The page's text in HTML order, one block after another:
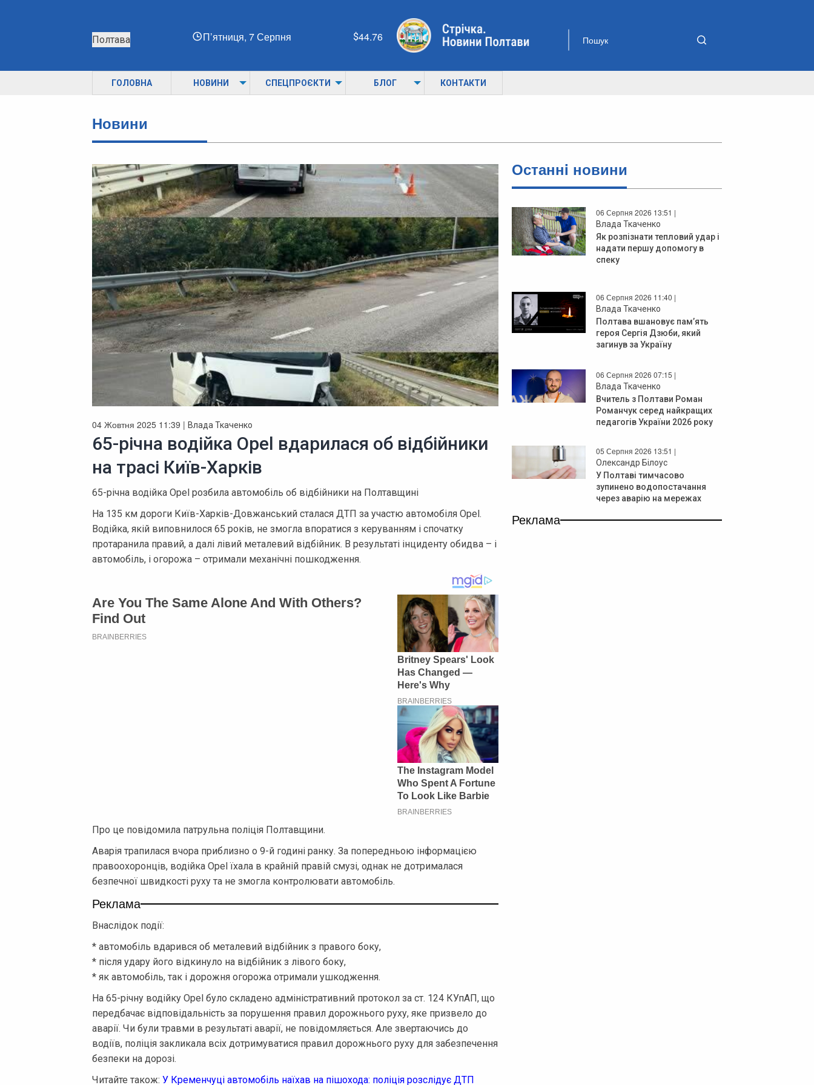
Полтава П’ятниця, 7 Серпня 44.76
ГОЛОВНА НОВИНИ СПЕЦПРОЄКТИ БЛОГ КОНТАКТИ
Новини
04 Жовтня 2025 11:39 | Влада Ткаченко
65-річна водійка Opel вдарилася об відбійники
на трасі Київ-Харків
65-річна водійка Opel розбила автомобіль об відбійники на Полтавщині
На 135 км дороги Київ-Харків-Довжанський сталася ДТП за участю автомобіля Opel.
Водійка, якій виповнилося 65 років, не змогла впоратися з керуванням і спочатку
протаранила правий, а далі лівий металевий відбійник. В результаті інциденту обидва – і
автомобіль, і огорожа – отримали механічні пошкодження.
Про це повідомила патрульна поліція Полтавщини.
Аварія трапилася вчора приблизно о 9-й годині ранку. За попередньою інформацією
правоохоронців, водійка Opel їхала в крайній правій смузі, однак не дотрималася
безпечної швидкості руху та не змогла контролювати автомобіль.
Реклама
Внаслідок події:
* автомобіль вдарився об металевий відбійник з правого боку,
* після удару його відкинуло на відбійник з лівого боку,
* як автомобіль, так і дорожня огорожа отримали ушкодження.
На 65-річну водійку Opel було складено адміністративний протокол за ст. 124 КУпАП, що
передбачає відповідальність за порушення правил дорожнього руху, яке призвело до
аварії. Чи були травми в результаті аварії, не повідомляється. Але звертаючись до
водіїв, поліція закликала всіх дотримуватися правил дорожнього руху для забезпечення
безпеки на дорозі.
Читайте також: У Кременчуці автомобіль наїхав на пішохода: поліція розслідує ДТП
Останнi новини
06 Серпня 2026 13:51 |
Влада Ткаченко
Як розпізнати тепловий удар і
надати першу допомогу в
спеку
06 Серпня 2026 11:40 |
Влада Ткаченко
Полтава вшановує пам’ять
героя Сергія Дзюби, який
загинув за Україну
06 Серпня 2026 07:15 |
Влада Ткаченко
Вчитель з Полтави Роман
Романчук серед найкращих
педагогів України 2026 року
05 Серпня 2026 13:51 |
Олександр Білоус
У Полтаві тимчасово
зупинено водопостачання
через аварію на мережах
Реклама